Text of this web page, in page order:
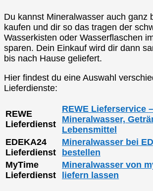
Du kannst Mineralwasser auch ganz
kaufen und dir so das tragen der
Wasserkisten oder Wasserflaschen
sparen. Dein Einkauf wird dir dann
bis nach Hause geliefert.
Hier findest du eine Auswahl
Lieferdienste:
REWE
Lieferdienst
REWE Lieferservice –
Mineralwasser,
Lebensmittel
EDEKA24
Lieferdienst
Mineralwasser bei
bestellen
MyTime
Lieferdienst
Mineralwasser von
liefern lassen